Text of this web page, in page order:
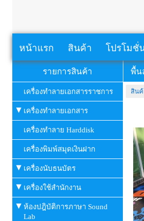
หน้าแรก สินค้า โปรโมชั่
รายการสินค้า
เครื่องทำลายเอกสารราชการ
เครื่องทำลายเอกสาร
เครื่องทำลาย Harddisk
เครื่องพิมพ์สมุดเงินฝาก
เครื่องนับธนบัตร
เครื่องใช้สำนักงาน
ห้องปฎิบัติการภาษา Sound
Lab
พื้น
สินค้